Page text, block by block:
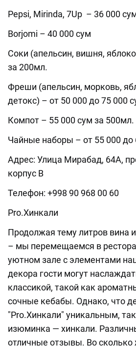
Pepsi, Mirinda, 7Up – 36 000
Borjomi – 40 000 сум
Соки (апельсин, вишня,
за 200мл.
Фреши (апельсин, морковь,
детокс) – от 50 000 до 75 000
Компот – 55 000 сум за 500мл.
Чайные наборы – от 55 000 до
Адрес: Улица Мирабад, 64А,
корпус B
Телефон: +998 90 968 00 60
Pro.Хинкали
Продолжая тему литров вина
– мы перемещаемся в
уютном зале с элементами
декора гости могут
классикой, такой как
сочные кебабы. Однако, что
"Pro.Хинкали" уникальным,
изюминка — хинкали.
отличные отзывы. Во сколько